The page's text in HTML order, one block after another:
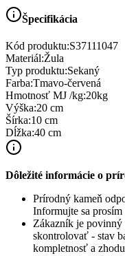
Špecifikácia
Kód produktu:S37111047
Materiál:Žula
Typ produktu:Sekaný
Farba:Tmavo-červená
Hmotnosť MJ /kg:20kg
Výška:20 cm
Šírka:10 cm
Dĺžka:40 cm
Dôležité informácie o
Prírodný kameň
Informujte sa prosím
Zákazník je povinný
skontrolovať - stav
kompletnosť a